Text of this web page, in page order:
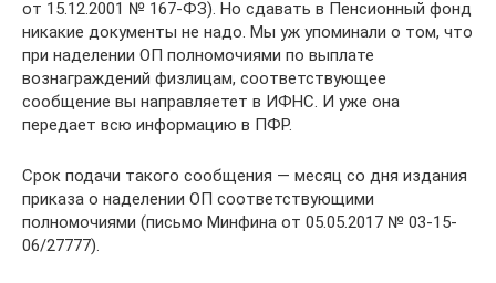
от 15.12.2001 № 167-ФЗ). Но сдавать в Пенсионный фонд
никакие документы не надо. Мы уж упоминали о том, что
при наделении ОП полномочиями по выплате
вознаграждений физлицам, соответствующее
сообщение вы направляетет в ИФНС. И уже она
передает всю информацию в ПФР.
Срок подачи такого сообщения — месяц со дня издания
приказа о наделении ОП соответствующими
полномочиями (письмо Минфина от 05.05.2017 № 03-15-
06/27777).